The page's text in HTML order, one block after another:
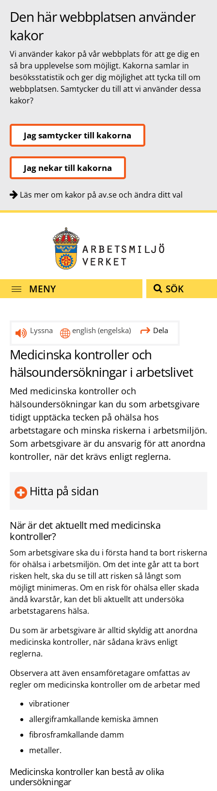
Den här webbplatsen använder
kakor
Vi använder kakor på vår webbplats för att ge dig en
så bra upplevelse som möjligt. Kakorna samlar in
besöksstatistik och ger dig möjlighet att tycka till om
webbplatsen. Samtycker du till att vi använder dessa
kakor?
Jag samtycker till kakorna
Jag nekar till kakorna
Läs mer om kakor på av.se och ändra ditt val
MENY SÖK
Lyssna english (engelska) Dela
Medicinska kontroller och
hälsoundersökningar i arbetslivet
Med medicinska kontroller och
hälsoundersökningar kan du som arbetsgivare
tidigt upptäcka tecken på ohälsa hos
arbetstagare och minska riskerna i arbetsmiljön.
Som arbetsgivare är du ansvarig för att anordna
kontroller, när det krävs enligt reglerna.
Hitta på sidan
När är det aktuellt med medicinska
kontroller?
Som arbetsgivare ska du i första hand ta bort riskerna
för ohälsa i arbetsmiljön. Om det inte går att ta bort
risken helt, ska du se till att risken så långt som
möjligt minimeras. Om en risk för ohälsa eller skada
ändå kvarstår, kan det bli aktuellt att undersöka
arbetstagarens hälsa.
Du som är arbetsgivare är alltid skyldig att anordna
medicinska kontroller, när sådana krävs enligt
reglerna.
Observera att även ensamföretagare omfattas av
regler om medicinska kontroller om de arbetar med
vibrationer
allergiframkallande kemiska ämnen
fibrosframkallande damm
metaller.
Medicinska kontroller kan bestå av olika
undersökningar